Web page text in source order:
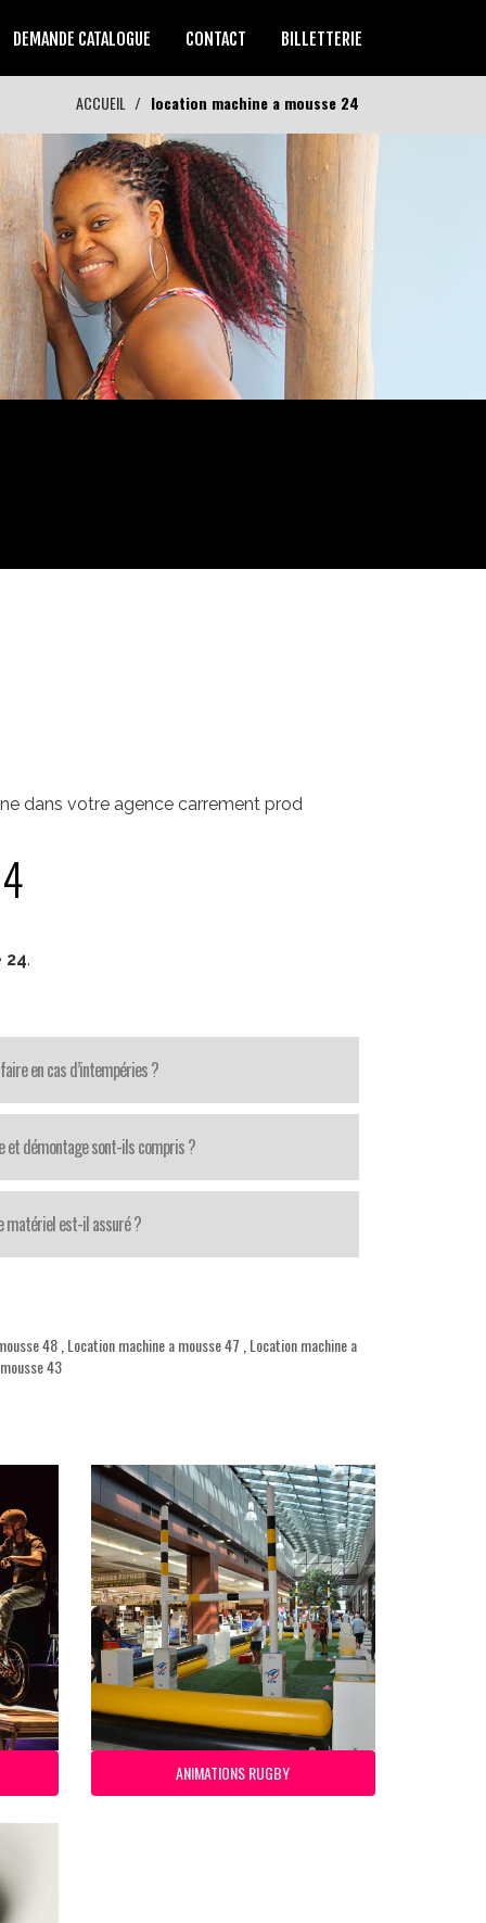
DEMANDE CATALOGUE CONTACT BILLETTERIE
ACCUEIL location machine a mousse 24
dans votre agence carrement prod
24.
en cas d’intempéries ?
et démontage sont-ils compris ?
matériel est-il assuré ?
48, Location machine a mousse 47 Location machine a
43
ANIMATIONS RUGBY